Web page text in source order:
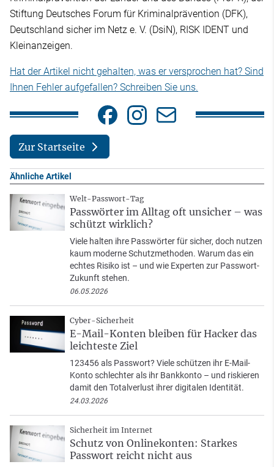
Stiftung Deutsches Forum für Kriminalprävention (DFK),
Deutschland sicher im Netz e. V. (DsiN), RISK IDENT und
Kleinanzeigen.
Hat der Artikel nicht gehalten, was er versprochen hat? Sind
Ihnen Fehler aufgefallen? Schreiben Sie uns.
Zur Startseite
Ähnliche Artikel
Welt-Passwort-Tag
Passwörter im Alltag oft unsicher – was
schützt wirklich?
Viele halten ihre Passwörter für sicher, doch nutzen
kaum moderne Schutzmethoden. Warum das ein
echtes Risiko ist – und wie Experten zur Passwort-
Zukunft stehen.
06.05.2026
Cyber-Sicherheit
E-Mail-Konten bleiben für Hacker das
leichteste Ziel
123456 als Passwort? Viele schützen ihr E-Mail-
Konto schlechter als ihr Bankkonto – und riskieren
damit den Totalverlust ihrer digitalen Identität.
24.03.2026
Sicherheit im Internet
Schutz von Onlinekonten: Starkes
Passwort reicht nicht aus